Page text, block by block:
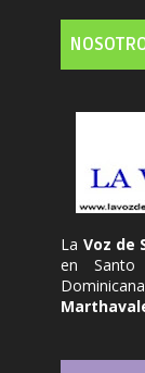
La Voz de
en Santo